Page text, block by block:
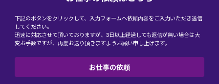
下記のボタンをクリックして、入力フォームへ依頼内容をご入力いただき送信
してください。
迅速に対応させて頂いておりますが、3日以上経過しても返信が無い場合は大
変お手数ですが、再度お送り頂きますようお願い申し上げます。
お仕事の依頼